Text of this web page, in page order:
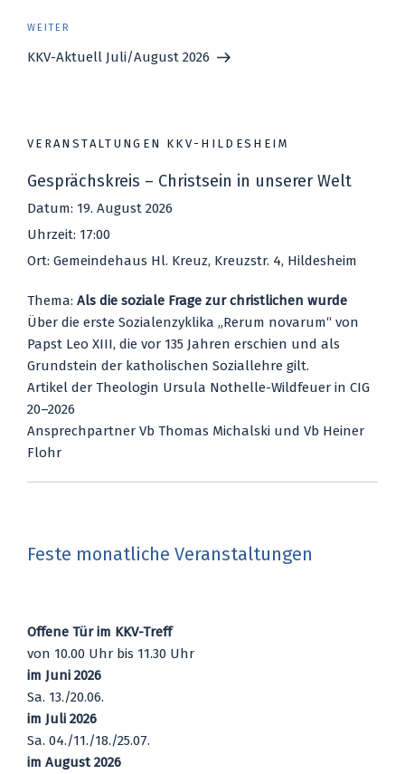
Nächster
Beitrag
WEITER
KKV-Aktuell Juli/August 2026
VERANSTALTUNGEN KKV-HILDESHEIM
Gesprächskreis – Christsein in unserer Welt
Datum: 19. August 2026
Uhrzeit: 17:00
Ort: Gemeindehaus Hl. Kreuz, Kreuzstr. 4, Hildesheim
The­ma: Als die sozia­le Fra­ge zur christ­li­chen wur­de
Über die ers­te Sozi­al­enzy­kli­ka „Rer­um novarum“ von
Papst Leo XIII, die vor 135 Jah­ren erschien und als
Grund­stein der katho­li­schen Sozi­al­leh­re gilt.
Arti­kel der Theo­lo­gin Ursu­la Not­hel­le-Wild­feu­er in CIG
20–2026
Ansprech­part­ner Vb Tho­mas Mich­al­ski und Vb Hei­ner
Flohr
Feste monatliche Veranstaltungen
Offene Tür im KKV-Treff
von 10.00 Uhr bis 11.30 Uhr
im Juni 2026
Sa. 13./20.06.
im Juli 2026
Sa. 04./11./18./25.07.
im August 2026